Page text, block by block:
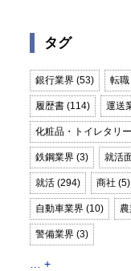
タグ
銀行業界 (53) 転
履歴書 (114) 運送
化粧品・トイレタリ
鉄鋼業界 (3) 就活
就活 (294) 商社 (5)
自動車業界 (10)
警備業界 (3)
… +